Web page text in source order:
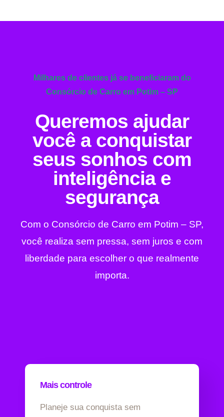
Milhares de clientes já se beneficiaram do
Consórcio de Carro em Potim – SP
Queremos ajudar
você a conquistar
seus sonhos com
inteligência e
segurança
Com o Consórcio de Carro em Potim – SP,
você realiza sem pressa, sem juros e com
liberdade para escolher o que realmente
importa.
Mais controle
Planeje sua conquista sem